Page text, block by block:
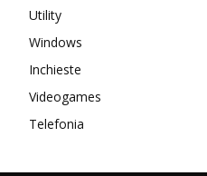
Utility
Windows
Inchieste
Videogames
Telefonia